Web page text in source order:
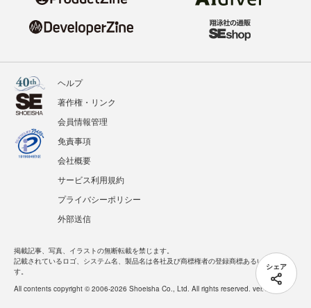
シェア
ヘルプ
著作権・リンク
会員情報管理
免責事項
会社概要
サービス利用規約
プライバシーポリシー
外部送信
掲載記事、写真、イラストの無断転載を禁じます。
記載されているロゴ、システム名、製品名は各社及び商標権者の登録商標あるいは商標で
す。
All contents copyright © 2006-2026 Shoeisha Co., Ltd. All rights reserved. ver.1.5